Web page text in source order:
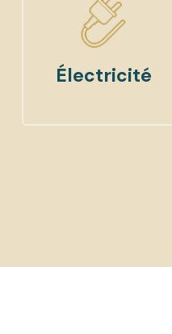
Électricité